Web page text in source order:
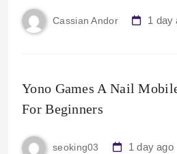
Cassian Andor 1 day
Yono Games A Nail
For Beginners
seoking03 1 day ago